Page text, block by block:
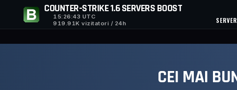
COUNTER-STRIKE 1.6 SERVERS BOOST
15:26:44 UTC
919.91K vizitatori / 24h
CEI MAI